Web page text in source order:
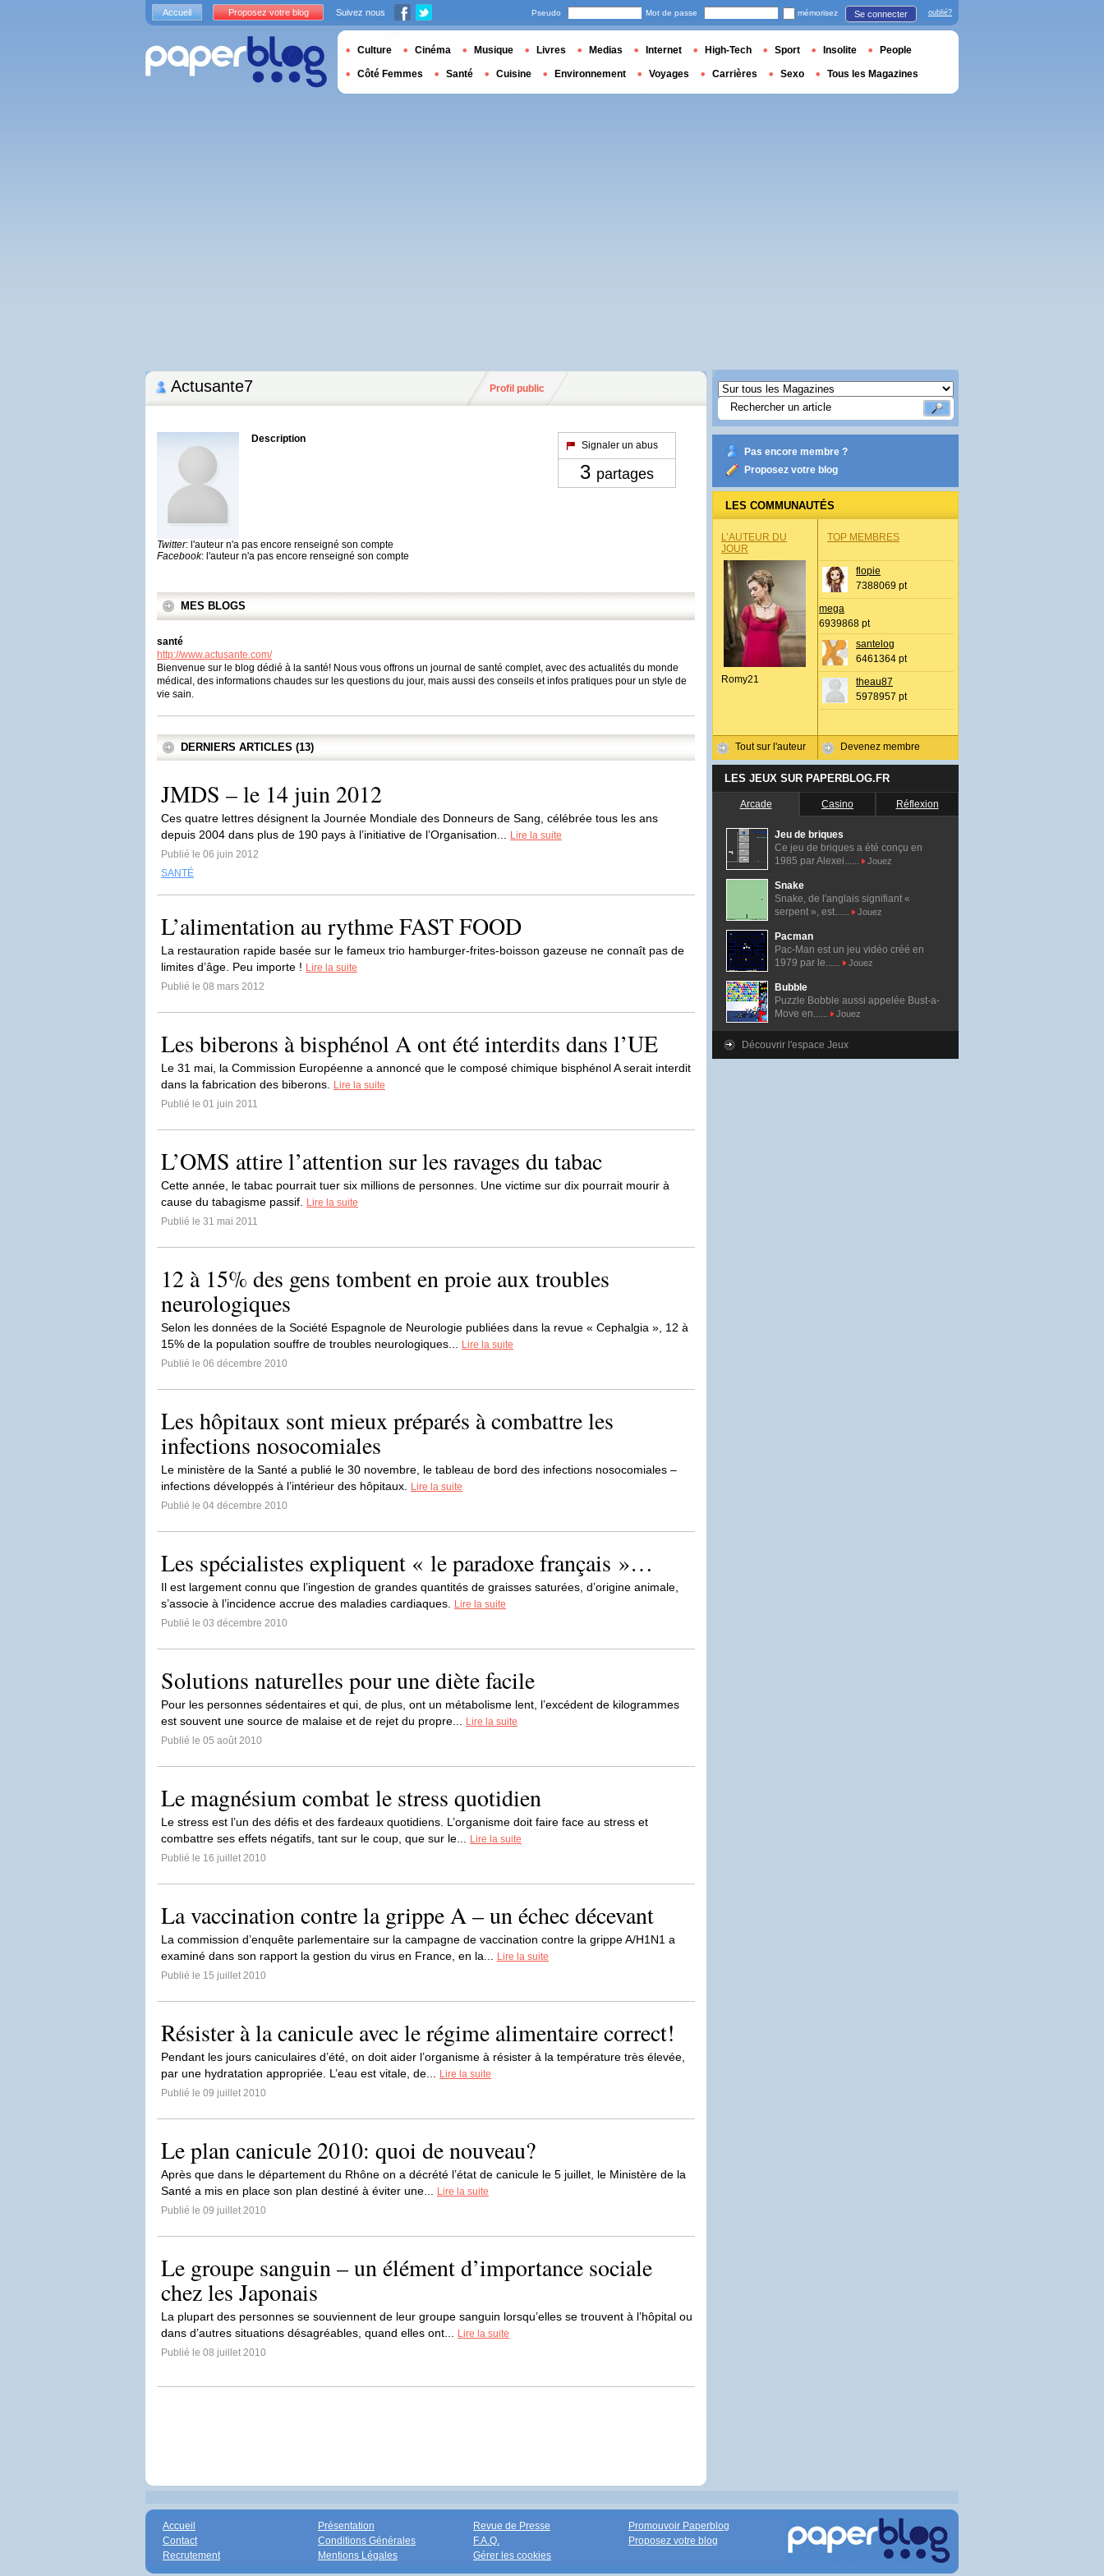
Actusante7 Profil public
Description
Twitter: l'auteur n'a pas encore renseigné son compte
Facebook: l'auteur n'a pas encore renseigné son compte
Signaler un abus
3 partages
MES BLOGS
santé
http://www.actusante.com/
Bienvenue sur le blog dédié à la santé! Nous vous offrons un journal de santé complet, avec des actualités du monde
médical, des informations chaudes sur les questions du jour, mais aussi des conseils et infos pratiques pour un style de
vie sain.
DERNIERS ARTICLES (13)
JMDS – le 14 juin 2012
Ces quatre lettres désignent la Journée Mondiale des Donneurs de Sang, célébrée tous les ans
depuis 2004 dans plus de 190 pays à l’initiative de l’Organisation...
Lire la suite
Publié le 06 juin 2012
SANTÉ
L’alimentation au rythme FAST FOOD
La restauration rapide basée sur le fameux trio hamburger-frites-boisson gazeuse ne connaît pas de
limites d’âge. Peu importe ! Lire la suite
Publié le 08 mars 2012
Les biberons à bisphénol A ont été interdits dans l’UE
Le 31 mai, la Commission Européenne a annoncé que le composé chimique bisphénol A serait interdit
dans la fabrication des biberons.
Lire la suite
Publié le 01 juin 2011
L’OMS attire l’attention sur les ravages du tabac
Cette année, le tabac pourrait tuer six millions de personnes. Une victime sur dix pourrait mourir à
cause du tabagisme passif.
Lire la suite
Publié le 31 mai 2011
12 à 15% des gens tombent en proie aux troubles
neurologiques
Selon les données de la Société Espagnole de Neurologie publiées dans la revue « Cephalgia », 12 à
15% de la population souffre de troubles neurologiques...
Lire la suite
Publié le 06 décembre 2010
Les hôpitaux sont mieux préparés à combattre les
infections nosocomiales
Le ministère de la Santé a publié le 30 novembre, le tableau de bord des infections nosocomiales –
infections développés à l’intérieur des hôpitaux.
Lire la suite
Publié le 04 décembre 2010
Les spécialistes expliquent « le paradoxe français »…
Il est largement connu que l’ingestion de grandes quantités de graisses saturées, d’origine animale,
s’associe à l’incidence accrue des maladies cardiaques.
Lire la suite
Publié le 03 décembre 2010
Solutions naturelles pour une diète facile
Pour les personnes sédentaires et qui, de plus, ont un métabolisme lent, l’excédent de kilogrammes
est souvent une source de malaise et de rejet du propre...
Lire la suite
Publié le 05 août 2010
Le magnésium combat le stress quotidien
Le stress est l’un des défis et des fardeaux quotidiens. L’organisme doit faire face au stress et
combattre ses effets négatifs, tant sur le coup, que sur le...
Lire la suite
Publié le 16 juillet 2010
La vaccination contre la grippe A – un échec décevant
La commission d’enquête parlementaire sur la campagne de vaccination contre la grippe A/H1N1 a
examiné dans son rapport la gestion du virus en France, en la...
Lire la suite
Publié le 15 juillet 2010
Résister à la canicule avec le régime alimentaire correct!
Pendant les jours caniculaires d’été, on doit aider l’organisme à résister à la température très élevée,
par une hydratation appropriée. L’eau est vitale, de...
Lire la suite
Publié le 09 juillet 2010
Le plan canicule 2010: quoi de nouveau?
Après que dans le département du Rhône on a décrété l’état de canicule le 5 juillet, le Ministère de la
Santé a mis en place son plan destiné à éviter une...
Lire la suite
Publié le 09 juillet 2010
Le groupe sanguin – un élément d’importance sociale
chez les Japonais
La plupart des personnes se souviennent de leur groupe sanguin lorsqu’elles se trouvent à l’hôpital ou
dans d’autres situations désagréables, quand elles ont...
Lire la suite
Publié le 08 juillet 2010
Pas encore membre ?
Proposez votre blog
LES COMMUNAUTÉS
L’AUTEUR DU
JOUR
Romy21
Tout sur l'auteur
TOP MEMBRES
flopie
7388069 pt
mega
6939868 pt
santelog
6461364 pt
theau87
5978957 pt
Devenez membre
LES JEUX SUR PAPERBLOG.FR
Arcade Casino Réflexion
Jeu de briques
Ce jeu de briques a été conçu en
1985 par Alexei......
Jouez
Snake
Snake, de l'anglais signifiant «
serpent », est......
Jouez
Pacman
Pac-Man est un jeu vidéo créé en
1979 par le......
Jouez
Bubble
Puzzle Bobble aussi appelée Bust-a-
Move en......
Jouez
Découvrir l'espace Jeux
Accueil Proposez votre blog Suivez nous Pseudo Mot de passe mémorisez Se connecter oublié?
Culture Cinéma Musique Livres Medias Internet High-Tech Sport Insolite People
Côté Femmes Santé Cuisine Environnement Voyages Carrières Sexo Tous les Magazines
Accueil
Contact
Recrutement
Présentation
Conditions Générales
Mentions Légales
Revue de Presse
F.A.Q.
Gérer les cookies
Promouvoir Paperblog
Proposez votre blog